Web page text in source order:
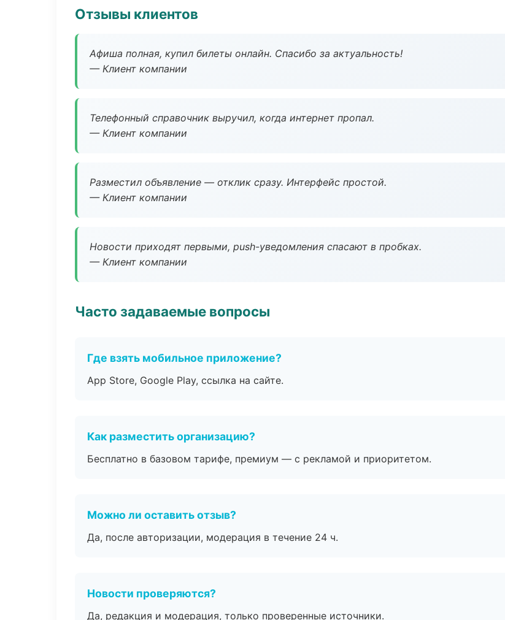
Отзывы клиентов
Афиша полная, купил билеты онлайн. Спасибо за актуальность!
— Клиент компании
Телефонный справочник выручил, когда интернет пропал.
— Клиент компании
Разместил объявление — отклик сразу. Интерфейс простой.
— Клиент компании
Новости приходят первыми, push-уведомления спасают в пробках.
— Клиент компании
Часто задаваемые вопросы
Где взять мобильное приложение?
App Store, Google Play, ссылка на сайте.
Как разместить организацию?
Бесплатно в базовом тарифе, премиум — с рекламой и приоритетом.
Можно ли оставить отзыв?
Да, после авторизации, модерация в течение 24 ч.
Новости проверяются?
Да, редакция и модерация, только проверенные источники.